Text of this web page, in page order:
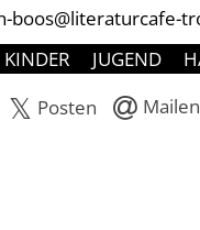
boos@literaturcafe-
KINDER JUGEND
Posten Mailen